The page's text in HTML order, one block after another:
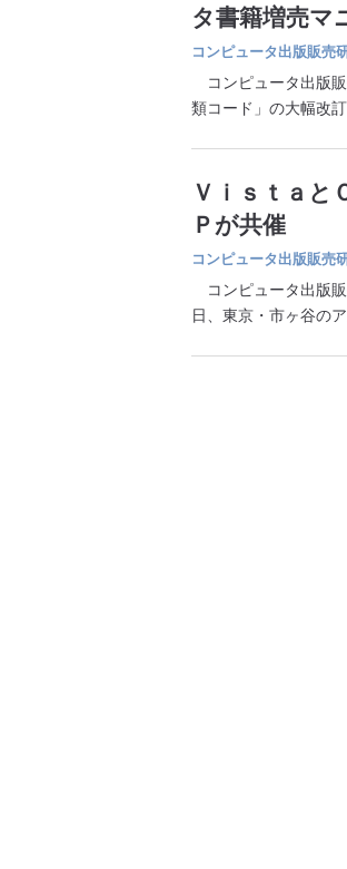
タ書籍増売マ
コンピュータ出版販売
コンピュータ出版
類コード」の大幅改
Ｖｉｓｔａと
Ｐが共催
コンピュータ出版販売
コンピュータ出版
日、東京・市ヶ谷の